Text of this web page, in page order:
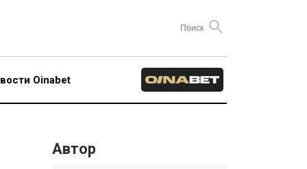
Oinabet
Автор